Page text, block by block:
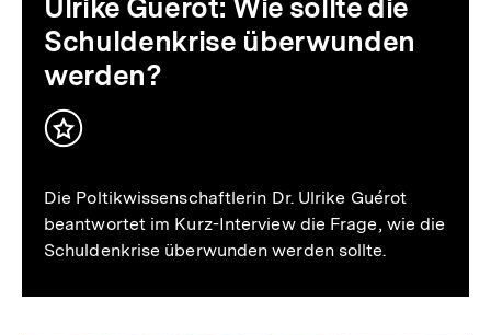
Ulrike Guérot: Wie sollte die
Schuldenkrise überwunden
werden?
Inhalt
Die Poltikwissenschaftlerin Dr. Ulrike Guérot
beantwortet im Kurz-Interview die Frage, wie die
Schuldenkrise überwunden werden sollte.